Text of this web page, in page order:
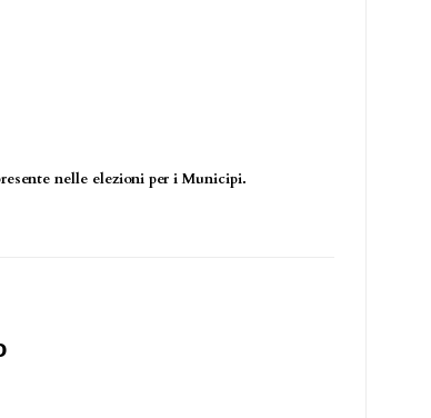
nelle elezioni per i Municipi.